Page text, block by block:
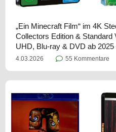
„Ein Minecraft Film“ im 4K
Collectors Edition & Standard
UHD, Blu-ray & DVD ab 2025
4.03.2026 55 Kommentare